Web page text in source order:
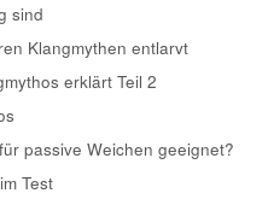
sind
Klangmythen entlarvt
erklärt Teil 2
passive Weichen geeignet?
Test